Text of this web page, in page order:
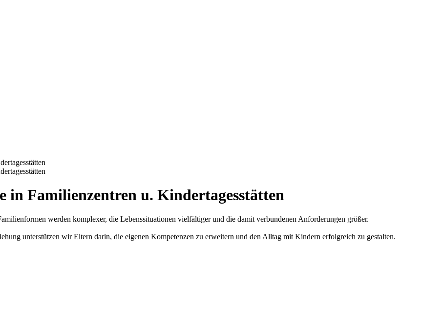
Familienzentren u. Kindertagesstätten
werden komplexer, die Lebenssituationen vielfältiger und die damit verbundenen Anforderungen größer.
unterstützen wir Eltern darin, die eigenen Kompetenzen zu erweitern und den Alltag mit Kindern erfolgreich zu gestalten.